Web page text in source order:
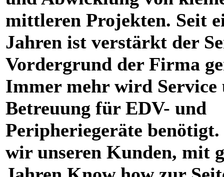
mittleren Projekten. Seit
Jahren ist verstärkt der
Vordergrund der Firma
Immer mehr wird Service
Betreuung für EDV- und
Peripheriegeräte
wir unseren Kunden, mit